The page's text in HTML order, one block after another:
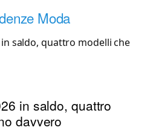
Moda
in saldo, quattro
davvero